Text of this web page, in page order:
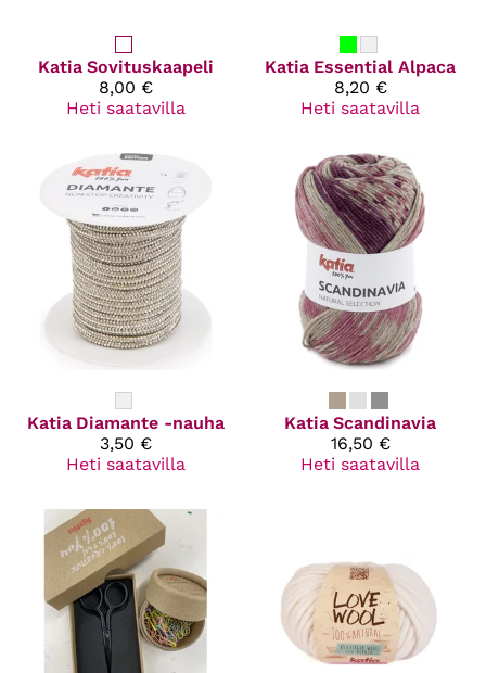
Katia Sovituskaapeli
8,00 €
Heti saatavilla
Katia Essential Alpaca
8,20 €
Heti saatavilla
Katia Diamante -nauha
3,50 €
Heti saatavilla
Katia Scandinavia
16,50 €
Heti saatavilla